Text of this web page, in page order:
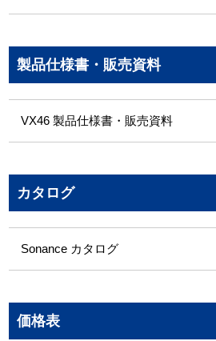
製品仕様書・販売資料
VX46 製品仕様書・販売資料
カタログ
Sonance カタログ
価格表